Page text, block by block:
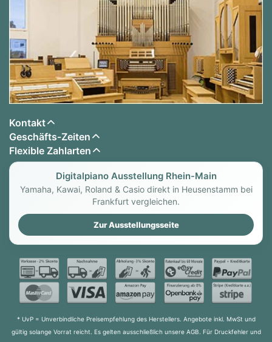
Kontakt
Geschäfts-Zeiten
Flexible Zahlarten
Digitalpiano Ausstellung Rhein-Main
Yamaha, Kawai, Roland & Casio direkt in Heusenstamm bei
Frankfurt vergleichen.
Zur Ausstellungsseite
* UvP = Unverbindliche Preisempfehlung des Herstellers. Angebote inkl. MwSt und
gültig solange Vorrat reicht. Es gelten ausschließlich unsere AGB. Für Druckfehler und